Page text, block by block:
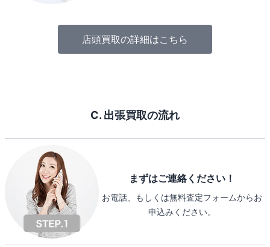
店頭買取の詳細はこちら
C. 出張買取の流れ
まずはご連絡ください！
お電話、もしくは無料査定フォームからお
申込みください。